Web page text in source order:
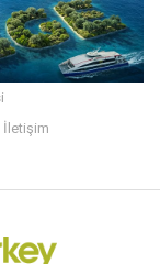
İletişim